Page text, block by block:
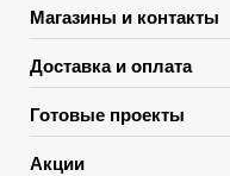
Магазины и контакты
Доставка и оплата
Готовые проекты
Акции